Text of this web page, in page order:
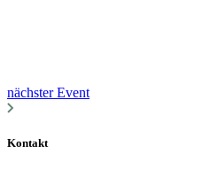
nächster Event
Kontakt